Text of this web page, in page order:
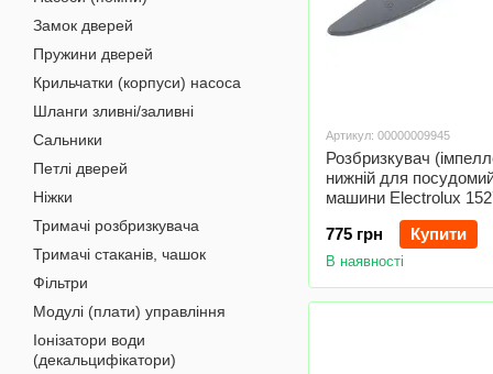
Артикул: 00000009945
Розбризкувач
нижній для
машини Electrolux
775 грн
Купити
В наявності
Замок дверей
Пружини дверей
Крильчатки (корпуси) насоса
Шланги зливні/заливні
Сальники
Петлі дверей
Ніжки
Тримачі розбризкувача
Тримачі стаканів, чашок
Фільтри
Модулі (плати) управління
Іонізатори води
(декальцифікатори)